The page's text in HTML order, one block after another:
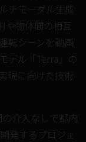
チモーダル生成
や物体間の相互
転シーンを動画
デル「Terra」の
現に向けた技術
介入なしで都内
発するプロジェ